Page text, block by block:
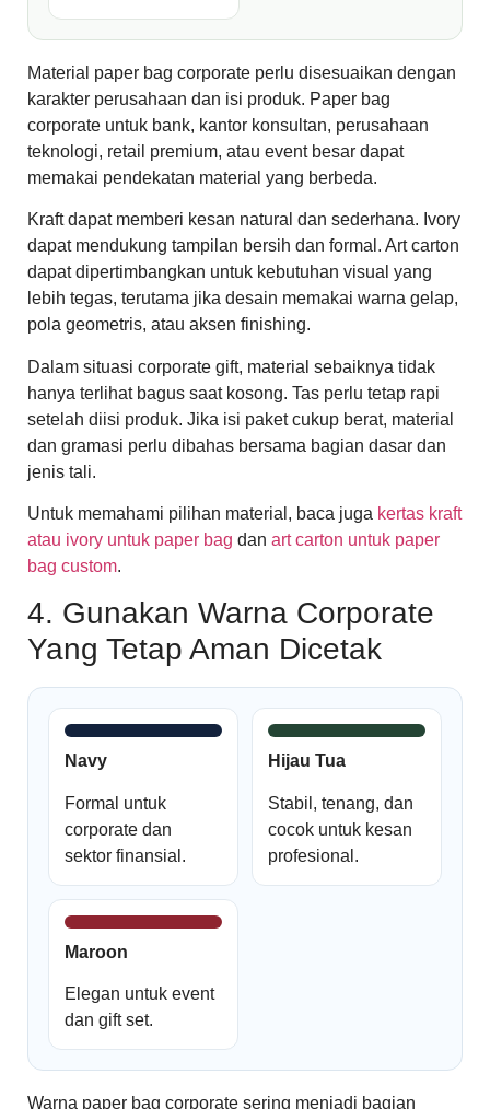
Material paper bag corporate perlu disesuaikan dengan
karakter perusahaan dan isi produk. Paper bag
corporate untuk bank, kantor konsultan, perusahaan
teknologi, retail premium, atau event besar dapat
memakai pendekatan material yang berbeda.
Kraft dapat memberi kesan natural dan sederhana. Ivory
dapat mendukung tampilan bersih dan formal. Art carton
dapat dipertimbangkan untuk kebutuhan visual yang
lebih tegas, terutama jika desain memakai warna gelap,
pola geometris, atau aksen finishing.
Dalam situasi corporate gift, material sebaiknya tidak
hanya terlihat bagus saat kosong. Tas perlu tetap rapi
setelah diisi produk. Jika isi paket cukup berat, material
dan gramasi perlu dibahas bersama bagian dasar dan
jenis tali.
Untuk memahami pilihan material, baca juga kertas kraft
atau ivory untuk paper bag dan art carton untuk paper
bag custom.
4. Gunakan Warna Corporate
Yang Tetap Aman Dicetak
Navy
Formal untuk
corporate dan
sektor finansial.
Hijau Tua
Stabil, tenang, dan
cocok untuk kesan
profesional.
Maroon
Elegan untuk event
dan gift set.
Warna paper bag corporate sering menjadi bagian